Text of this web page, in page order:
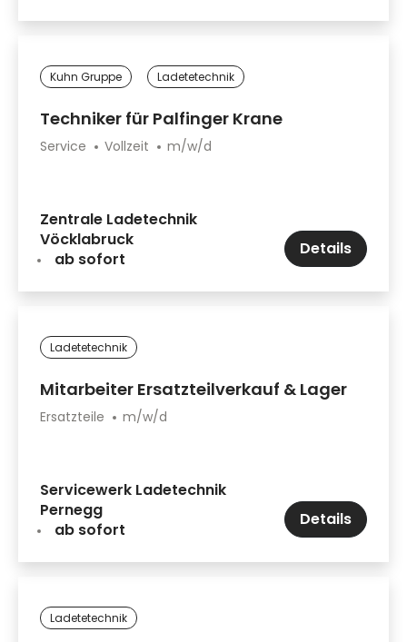
Kuhn Gruppe Ladetetechnik
Techniker für Palfinger Krane
Service Vollzeit m/w/d
Zentrale Ladetechnik
Vöcklabruck
ab sofort
Details
Ladetetechnik
Mitarbeiter Ersatzteilverkauf & Lager
Ersatzteile m/w/d
Servicewerk Ladetechnik
Pernegg
ab sofort
Details
Ladetetechnik